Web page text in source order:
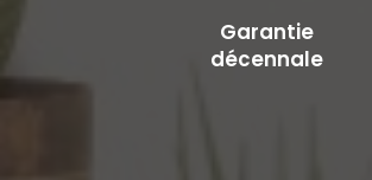
Garantie
décennale